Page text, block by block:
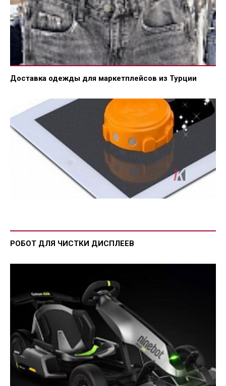
Доставка одежды для маркетплейсов из Турции
РОБОТ ДЛЯ ЧИСТКИ ДИСПЛЕЕВ